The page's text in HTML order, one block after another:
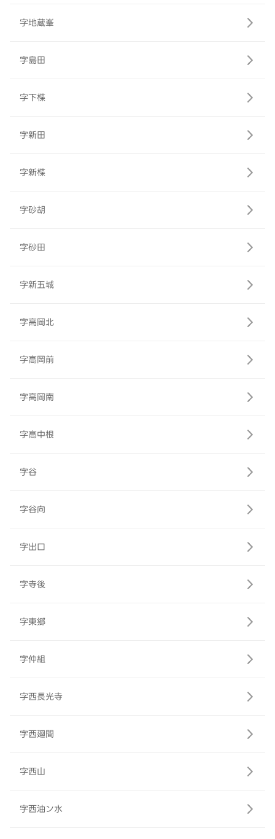
字地蔵峯
字島田
字下楪
字新田
字新楪
字砂胡
字砂田
字新五城
字高岡北
字高岡前
字高岡南
字高中根
字谷
字谷向
字出口
字寺後
字東郷
字仲組
字西長光寺
字西廻間
字西山
字西油ン水